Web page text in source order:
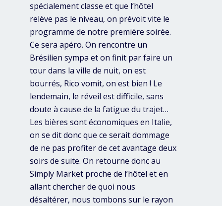
spécialement classe et que l’hôtel
relève pas le niveau, on prévoit vite le
programme de notre première soirée.
Ce sera apéro. On rencontre un
Brésilien sympa et on finit par faire un
tour dans la ville de nuit, on est
bourrés, Rico vomit, on est bien ! Le
lendemain, le réveil est difficile, sans
doute à cause de la fatigue du trajet…
Les bières sont économiques en Italie,
on se dit donc que ce serait dommage
de ne pas profiter de cet avantage deux
soirs de suite. On retourne donc au
Simply Market proche de l’hôtel et en
allant chercher de quoi nous
désaltérer, nous tombons sur le rayon